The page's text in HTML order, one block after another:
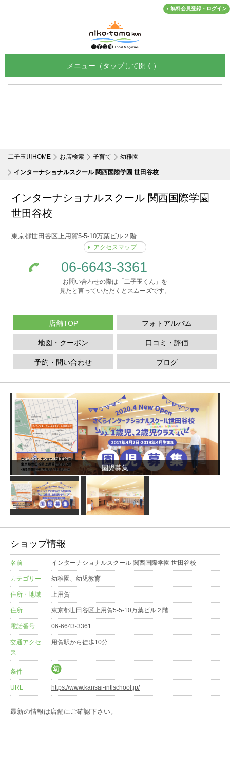
無料会員登録・ログイン
二子玉川HOME お店検索 子育て 幼稚園
インターナショナルスクール 関西国際学園 世田谷校
インターナショナルスクール 関西国際学園
世田谷校
東京都世田谷区上用賀5-5-10万葉ビル２階
アクセスマップ
06-6643-3361
お問い合わせの際は「二子玉くん」を
見たと言っていただくとスムーズです。
店舗TOP フォトアルバム
口コミ・評価
地図・クーポン
ブログ
予約・問い合わせ
園児募集
ショップ情報
名前 インターナショナルスクール 関西国際学園 世田谷校
カテゴリー 幼稚園、幼児教育
住所・地域 上用賀
住所 東京都世田谷区上用賀5-5-10万葉ビル２階
電話番号 06-6643-3361
交通アクセ
ス
用賀駅から徒歩10分
条件
URL https://www.kansai-intlschool.jp/
最新の情報は店舗にご確認下さい。
メニュー